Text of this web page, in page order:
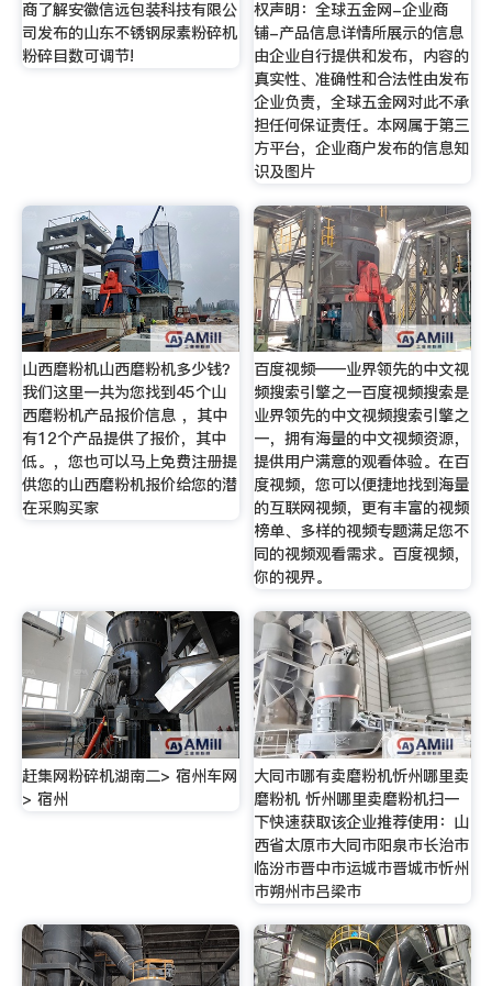
商了解安徽信远包装科技有限公
司发布的山东不锈钢尿素粉碎机
粉碎目数可调节!
权声明：全球五金网-企业商
铺-产品信息详情所展示的信息
由企业自行提供和发布，内容的
真实性、准确性和合法性由发布
企业负责，全球五金网对此不承
担任何保证责任。本网属于第三
方平台，企业商户发布的信息知
识及图片
山西磨粉机山西磨粉机多少钱？
我们这里一共为您找到45个山
西磨粉机产品报价信息 ，其中
有12个产品提供了报价，其中
低。，您也可以马上免费注册提
供您的山西磨粉机报价给您的潜
在采购买家
百度视频——业界领先的中文视
频搜索引擎之一百度视频搜索是
业界领先的中文视频搜索引擎之
一，拥有海量的中文视频资源，
提供用户满意的观看体验。在百
度视频，您可以便捷地找到海量
的互联网视频，更有丰富的视频
榜单、多样的视频专题满足您不
同的视频观看需求。百度视频，
你的视界。
赶集网粉碎机湖南二> 宿州车网
> 宿州
大同市哪有卖磨粉机忻州哪里卖
磨粉机 忻州哪里卖磨粉机扫一
下快速获取该企业推荐使用：山
西省太原市大同市阳泉市长治市
临汾市晋中市运城市晋城市忻州
市朔州市吕梁市